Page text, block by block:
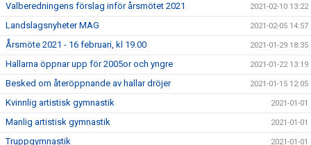
Valberedningens förslag inför årsmötet 2021 2021-02-10 13:22
Landslagsnyheter MAG 2021-02-05 14:57
Årsmöte 2021 - 16 februari, kl 19.00 2021-01-29 18:35
Hallarna öppnar upp för 2005or och yngre 2021-01-22 13:19
Besked om återöppnande av hallar dröjer 2021-01-15 12:05
Kvinnlig artistisk gymnastik 2021-01-01
Manlig artistisk gymnastik 2021-01-01
Truppgymnastik 2021-01-01